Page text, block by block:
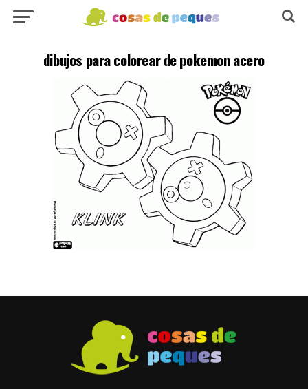
dibujos para colorear de pokemon acero